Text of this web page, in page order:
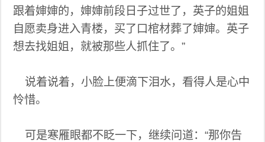
跟着婶婶的，婶婶前段日子过世了，英子的姐姐
自愿卖身进入青楼，买了口棺材葬了婶婶。英子
想去找姐姐，就被那些人抓住了。”
说着说着，小脸上便滴下泪水，看得人是心中
怜惜。
可是寒雁眼都不眨一下，继续问道：“那你告